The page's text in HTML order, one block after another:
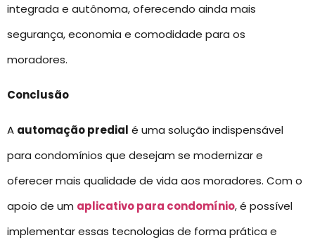
integrada e autônoma, oferecendo ainda mais
segurança, economia e comodidade para os
moradores.
Conclusão
A automação predial é uma solução indispensável
para condomínios que desejam se modernizar e
oferecer mais qualidade de vida aos moradores. Com o
apoio de um aplicativo para condomínio, é possível
implementar essas tecnologias de forma prática e